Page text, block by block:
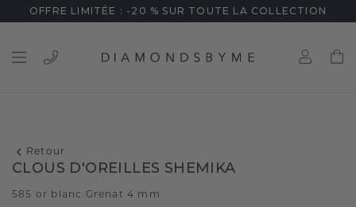
OFFRE LIMITÉE : -20 % SUR TOUTE LA COLLECTION
Retour
CLOUS D'OREILLES SHEMIKA
585 or blanc Grenat 4 mm